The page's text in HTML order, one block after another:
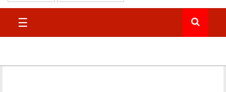
प्रमुख
समाचार
सुदुर
☰